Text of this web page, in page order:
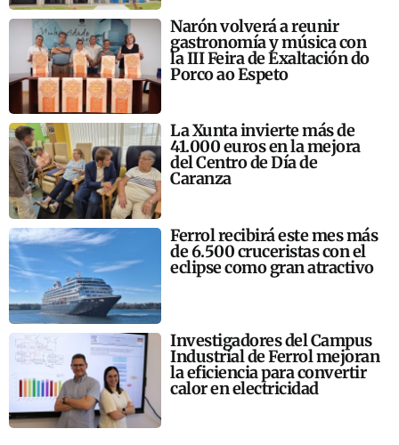
Narón volverá a reunir
gastronomía y música con
la III Feira de Exaltación do
Porco ao Espeto
La Xunta invierte más de
41.000 euros en la mejora
del Centro de Día de
Caranza
Ferrol recibirá este mes más
de 6.500 cruceristas con el
eclipse como gran atractivo
Investigadores del Campus
Industrial de Ferrol mejoran
la eficiencia para convertir
calor en electricidad